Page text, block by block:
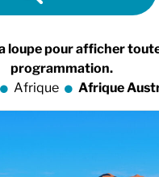
loupe pour afficher
programmation.
Afrique Afrique